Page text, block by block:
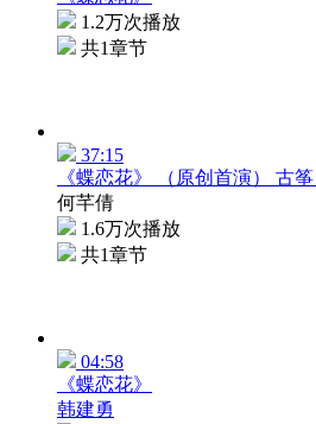
1.2万次播放
共1章节
37:15
《蝶恋花》 （原创首演） 古
何芊倩
1.6万次播放
共1章节
04:58
《蝶恋花》
韩建勇